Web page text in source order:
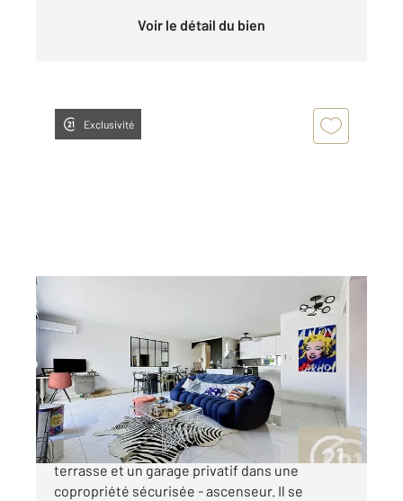
Voir le détail du bien
Exclusivité
67,53 m
Ref : 415
Appartement T2 à vendre
210 000 €
Béziers Le Modigliani - Appartement T2 avec
terrasse et un garage privatif dans une
copropriété sécurisée - ascenseur. Il se